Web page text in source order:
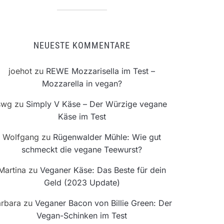
NEUESTE KOMMENTARE
joehot zu REWE Mozzarisella im Test –
Mozzarella in vegan?
zu Simply V Käse – Der Würzige vegane
Käse im Test
Wolfgang zu Rügenwalder Mühle: Wie gut
schmeckt die vegane Teewurst?
zu Veganer Käse: Das Beste für dein
Geld (2023 Update)
zu Veganer Bacon von Billie Green: Der
Vegan-Schinken im Test